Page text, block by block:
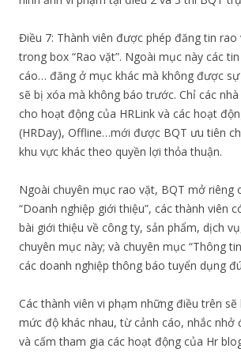
Điều 7: Thành viên được phép đăng tin rao
trong box “Rao vặt”. Ngoài mục này các
cáo… đăng ở mục khác mà không được
sẽ bị xóa mà không báo trước. Chỉ các
cho hoạt động của HRLink và các hoạt
(HRDay), Offline…mới được BQT ưu tiên
khu vực khác theo quyền lợi thỏa thuận.
Ngoài chuyên mục rao vặt, BQT mở riêng
“Doanh nghiệp giới thiệu”, các thành viên
bài giới thiệu về công ty, sản phẩm, dịch
chuyên mục này; và chuyên mục “Thông
các doanh nghiệp thông báo tuyển dụng
Các thành viên vi phạm những điều trên
mức độ khác nhau, từ cảnh cáo, nhắc nhở
và cấm tham gia các hoạt động của Hr